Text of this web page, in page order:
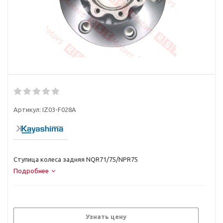
Артикул: IZ03-F028A
Ступица колеса задняя NQR71/75/NPR75
Подробнее
Узнать цену